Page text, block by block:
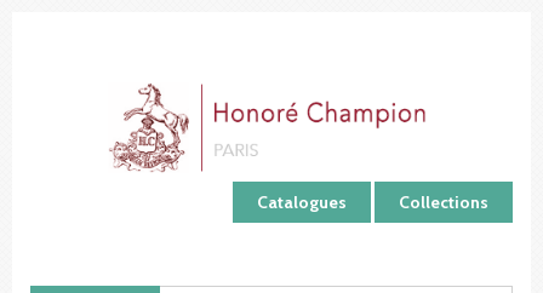
Catalogues Collections